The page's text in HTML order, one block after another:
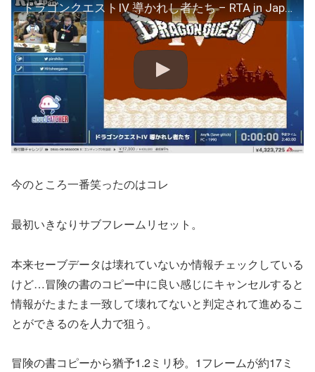
ドラゴンクエストIV 導かれし者たち – RTA in Japan Summer 2025
今のところ一番笑ったのはコレ
最初いきなりサブフレームリセット。
本来セーブデータは壊れていないか情報チェックしている
けど…冒険の書のコピー中に良い感じにキャンセルすると
情報がたまたま一致して壊れてないと判定されて進めるこ
とができるのを人力で狙う。
冒険の書コピーから猶予1.2ミリ秒。1フレームが約17ミ